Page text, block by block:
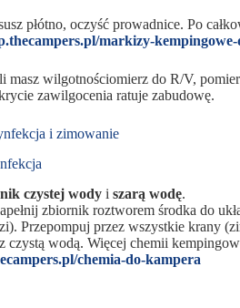
płótno, oczyść prowadnice. Po
markizy-
masz wilgotnościomierz do R/V,
zawilgocenia ratuje zabudowę.
i zimowanie
czystej wody i szarą wodę.
zbiornik roztworem środka do
Przepompuj przez wszystkie krany
czystą wodą. Więcej chemii
chemia-do-kampera